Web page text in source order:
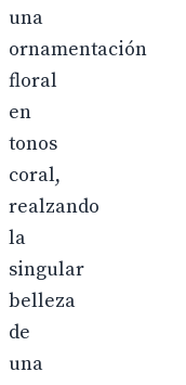
una
ornamentación
floral
en
tonos
coral,
realzando
la
singular
belleza
de
una